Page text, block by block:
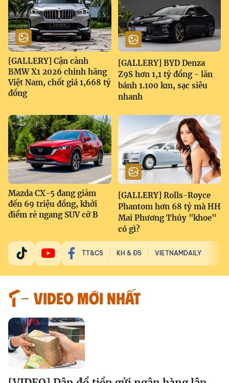
[GALLERY] Cận cảnh
BMW X1 2026 chính hãng
Việt Nam, chốt giá 1,668 tỷ
đồng
[GALLERY] BYD Denza
Z9S hơn 1,1 tỷ đồng - lăn
bánh 1.100 km, sạc siêu
nhanh
Mazda CX-5 đang giảm
đến 69 triệu đồng, khởi
điểm rẻ ngang SUV cỡ B
[GALLERY] Rolls-Royce
Phantom hơn 68 tỷ mà HH
Mai Phương Thúy "khoe"
có gì?
TT&CS KH & ĐS VIETNAMDAILY
VIDEO MỚI NHẤT